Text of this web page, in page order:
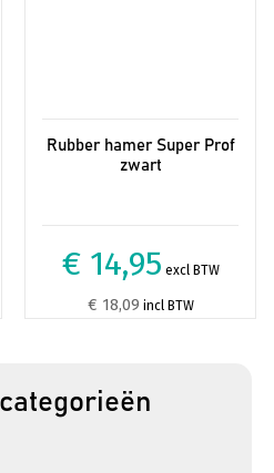
Rubber hamer Super Prof
zwart
€ 14,95 excl BTW
€ 18,09 incl BTW